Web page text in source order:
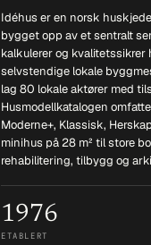
Idéhus er en norsk
bygget opp av et sentralt
kalkulerer og
selvstendige lokale
lag 80 lokale aktører med
Husmodellkatalogen
Moderne+, Klassisk,
minihus på 28 m² til store
rehabilitering, tilbygg og
1976
ETABLERT